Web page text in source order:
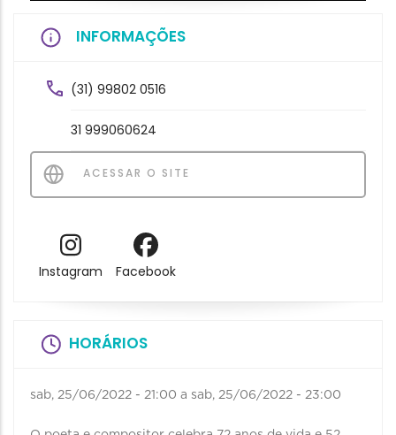
INFORMAÇÕES
(31) 99802 0516
31 999060624
ACESSAR O SITE
Instagram Facebook
HORÁRIOS
sab, 25/06/2022 - 21:00 a sab, 25/06/2022 - 23:00